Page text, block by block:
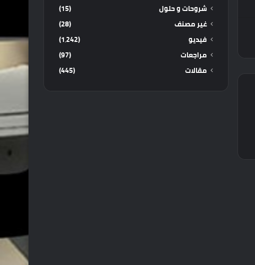
شروحات و حلول
(15)
غير مصنف
(28)
فيديو
(1٬242)
مراجعات
(97)
مقالات
(445)